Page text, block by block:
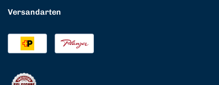
Versandarten